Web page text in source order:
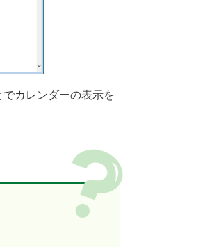
カレンダーの表示を